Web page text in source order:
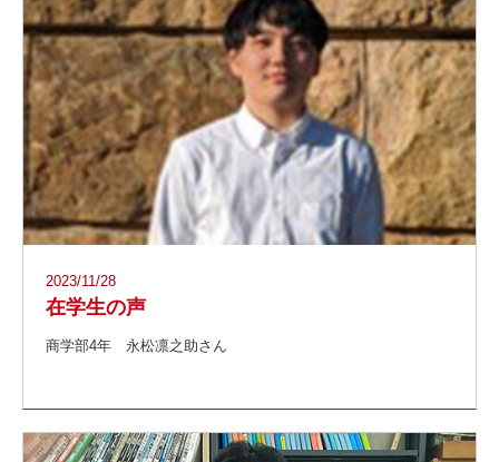
2023/11/28
在学生の声
商学部4年 永松凛之助さん